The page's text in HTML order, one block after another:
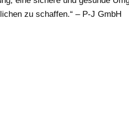
zu schaffen.“ – P-J GmbH